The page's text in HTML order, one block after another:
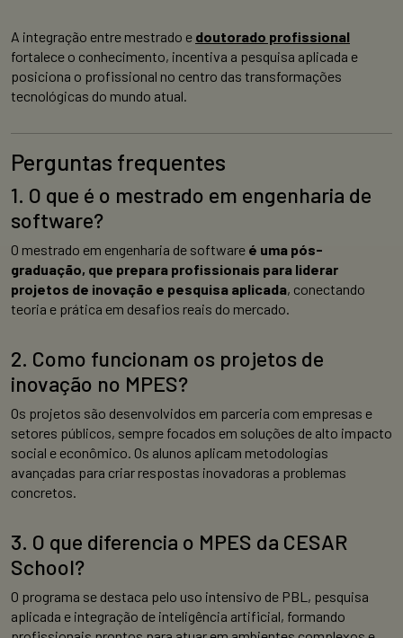
A integração entre mestrado e doutorado profissional
fortalece o conhecimento, incentiva a pesquisa aplicada e
posiciona o profissional no centro das transformações
tecnológicas do mundo atual.
Perguntas frequentes
1. O que é o mestrado em engenharia de
software?
O mestrado em engenharia de software é uma pós-
graduação, que prepara profissionais para liderar
projetos de inovação e pesquisa aplicada, conectando
teoria e prática em desafios reais do mercado.
2. Como funcionam os projetos de
inovação no MPES?
Os projetos são desenvolvidos em parceria com empresas e
setores públicos, sempre focados em soluções de alto impacto
social e econômico. Os alunos aplicam metodologias
avançadas para criar respostas inovadoras a problemas
concretos.
3. O que diferencia o MPES da CESAR
School?
O programa se destaca pelo uso intensivo de PBL, pesquisa
aplicada e integração de inteligência artificial, formando